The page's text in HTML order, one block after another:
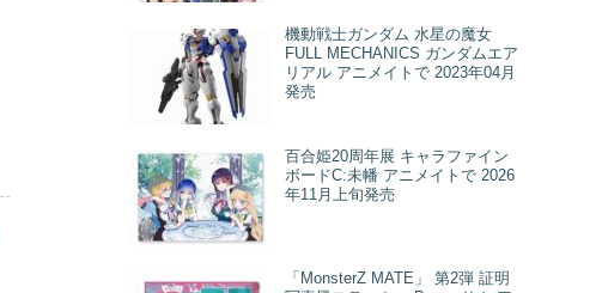
機動戦士ガンダム 水星の魔女
FULL MECHANICS ガンダムエア
リアル アニメイトで 2023年04月
発売
百合姫20周年展 キャラファイン
ボードC:未幡 アニメイトで 2026
年11月上旬発売
「MonsterZ MATE」 第2弾 証明